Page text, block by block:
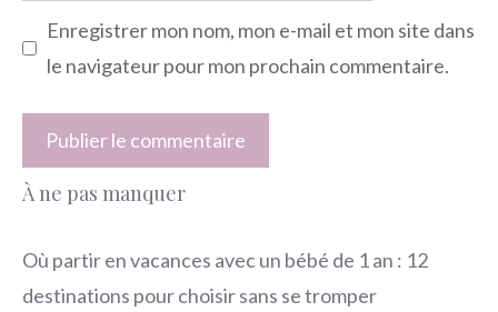
Enregistrer mon nom, mon e-mail et mon site dans
le navigateur pour mon prochain commentaire.
À ne pas manquer
Où partir en vacances avec un bébé de 1 an : 12
destinations pour choisir sans se tromper